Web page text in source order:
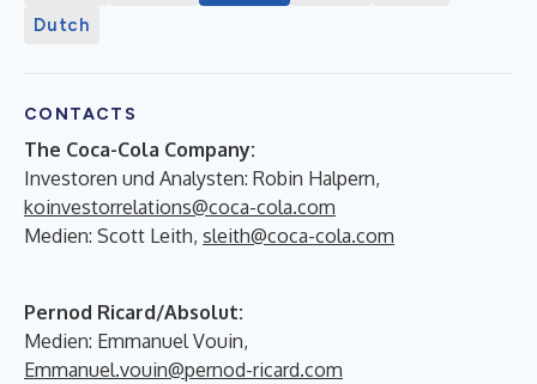
Dutch
CONTACTS
The Coca-Cola Company:
Investoren und Analysten: Robin Halpern,
koinvestorrelations@coca-cola.com
Medien: Scott Leith, sleith@coca-cola.com
Pernod Ricard/Absolut:
Medien: Emmanuel Vouin,
Emmanuel.vouin@pernod-ricard.com